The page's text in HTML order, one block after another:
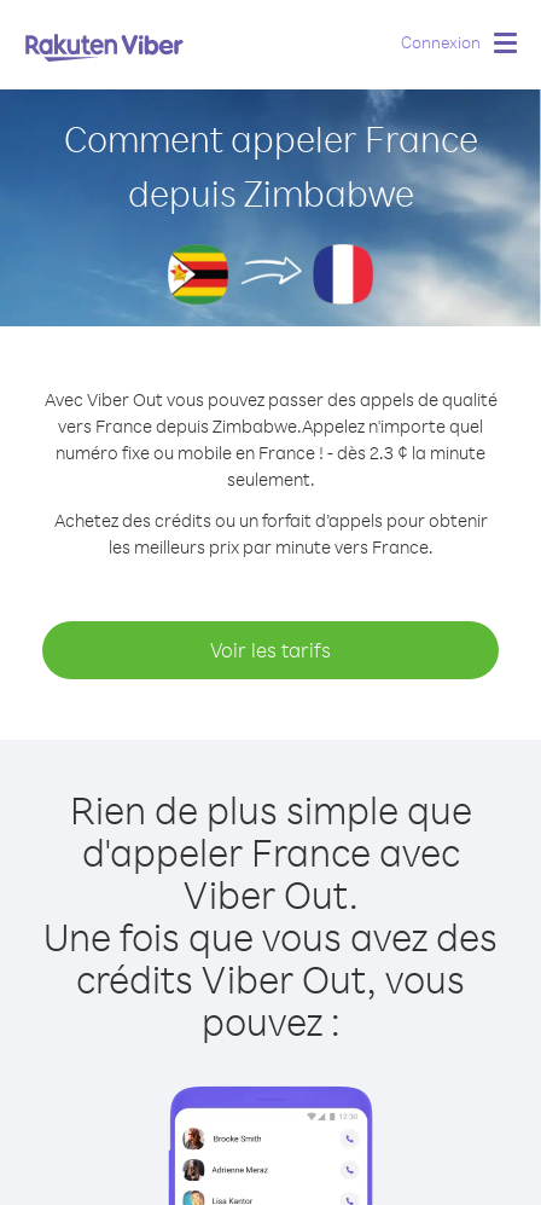
Connexion
Comment appeler France
depuis Zimbabwe
Avec Viber Out vous pouvez passer des appels de qualité
vers France depuis Zimbabwe.Appelez n'importe quel
numéro fixe ou mobile en France ! - dès 2.3 ¢ la minute
seulement.
Achetez des crédits ou un forfait d’appels pour obtenir
les meilleurs prix par minute vers France.
Voir les tarifs
Rien de plus simple que
d'appeler France avec
Viber Out.
Une fois que vous avez des
crédits Viber Out, vous
pouvez :